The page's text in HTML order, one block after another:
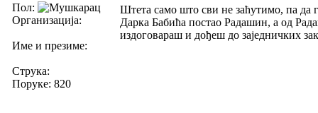
Пол:
Организација:
Име и презиме:
Струка:
Поруке: 820
Штета само што сви не заћутимо, па да
Дарка Бабића постао Радашин, а од
издоговараш и дођеш до заједничких